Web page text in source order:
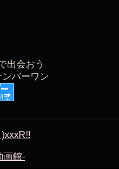
出会おう
バーワン
画館-